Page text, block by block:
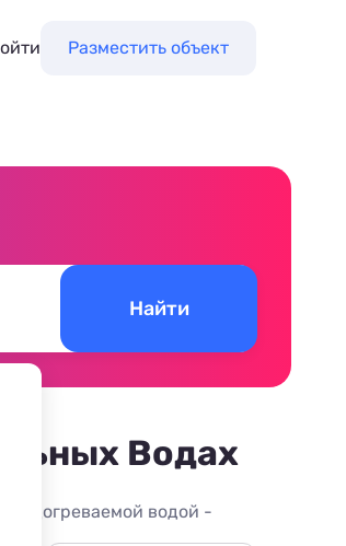
Разместить объект
Найти
Водах
подогреваемой водой -